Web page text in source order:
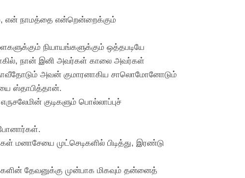
என் நாமத்தை என்றென்றைக்கும்
நியாயங்களுக்கும் ஒத்தபடியே
நான் இனி அவர்கள் காலை அவர்கள்
தாவீதோடும் அவன் குமாரனாகிய சாலொமோனோடும்
ஸ்தாபித்தான்.
குடிகளும் பொல்லாப்புச்
முட்செடிகளில் பிடித்து, இரண்டு
தேவனுக்கு முன்பாக மிகவும் தன்னைத்